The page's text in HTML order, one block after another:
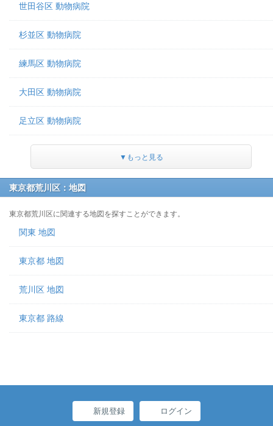
世田谷区 動物病院
杉並区 動物病院
練馬区 動物病院
大田区 動物病院
足立区 動物病院
▼もっと見る
東京都荒川区：地図
東京都荒川区に関連する地図を探すことができます。
関東 地図
東京都 地図
荒川区 地図
東京都 路線
新規登録 ログイン